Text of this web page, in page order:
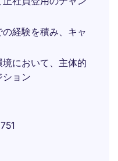
経験を積み、キャ
において、主体的
ション